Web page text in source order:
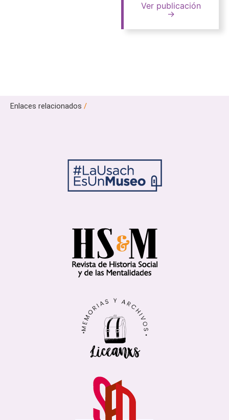
Ver publicación
→
Enlaces relacionados /